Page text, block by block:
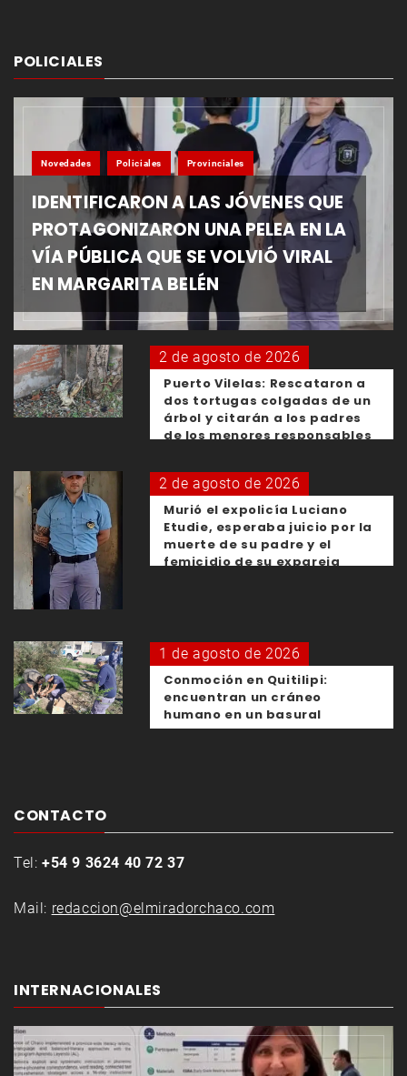
POLICIALES
Novedades Policiales Provinciales
IDENTIFICARON A LAS JÓVENES QUE
PROTAGONIZARON UNA PELEA EN LA
VÍA PÚBLICA QUE SE VOLVIÓ VIRAL
EN MARGARITA BELÉN
2 de agosto de 2026
Puerto Vilelas: Rescataron a
dos tortugas colgadas de un
árbol y citarán a los padres
de los menores responsables
2 de agosto de 2026
Murió el expolicía Luciano
Etudie, esperaba juicio por la
muerte de su padre y el
femicidio de su expareja
1 de agosto de 2026
Conmoción en Quitilipi:
encuentran un cráneo
humano en un basural
CONTACTO
Tel: +54 9 3624 40 72 37
Mail: redaccion@elmiradorchaco.com
INTERNACIONALES